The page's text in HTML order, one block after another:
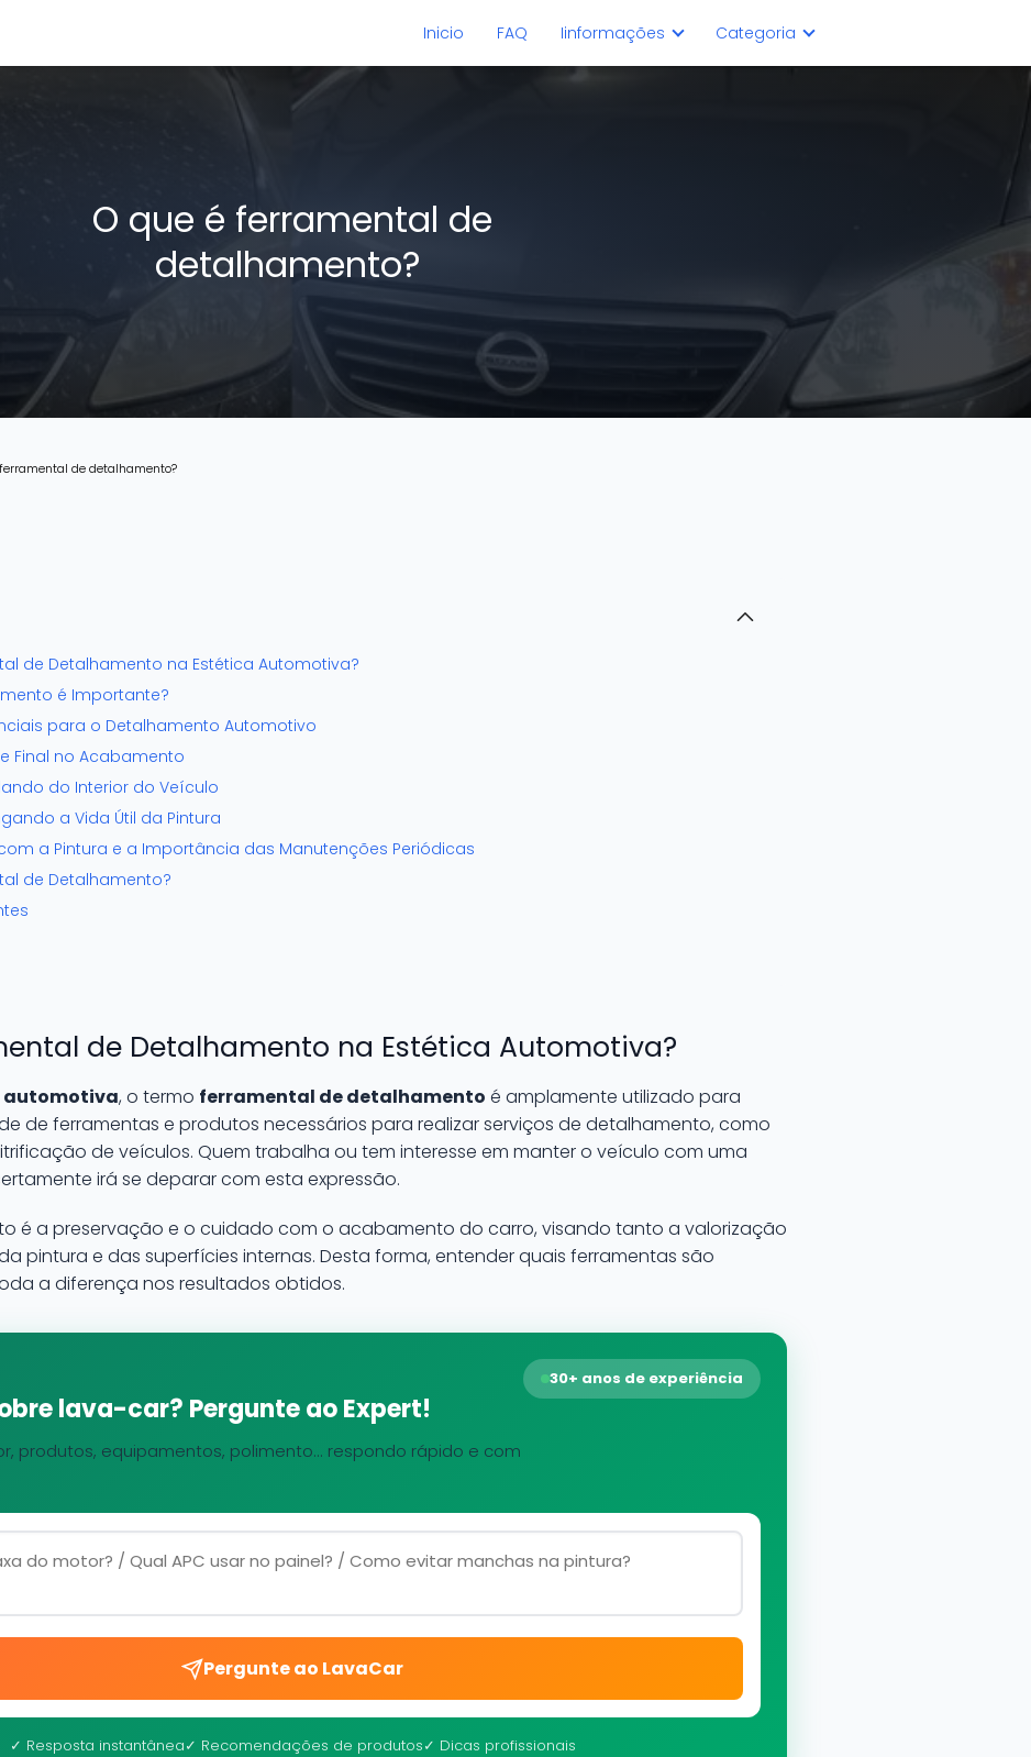
Inicio FAQ Iinformações Categoria
O que é ferramental de
detalhamento?
de detalhamento?
de Detalhamento na Estética Automotiva?
é Importante?
para o Detalhamento Automotivo
Final no Acabamento
do Interior do Veículo
a Vida Útil da Pintura
a Pintura e a Importância das Manutenções Periódicas
de Detalhamento?
de Detalhamento na Estética Automotiva?
automotiva, o termo ferramental de detalhamento é amplamente utilizado para
de ferramentas e produtos necessários para realizar serviços de detalhamento, como
de veículos. Quem trabalha ou tem interesse em manter o veículo com uma
irá se deparar com esta expressão.
é a preservação e o cuidado com o acabamento do carro, visando tanto a valorização
pintura e das superfícies internas. Desta forma, entender quais ferramentas são
a diferença nos resultados obtidos.
lava-car? Pergunte ao Expert!
produtos, equipamentos, polimento... respondo rápido e com
30+ anos de experiência
Pergunte ao LavaCar
✓ Resposta instantânea✓ Recomendações de produtos✓ Dicas profissionais